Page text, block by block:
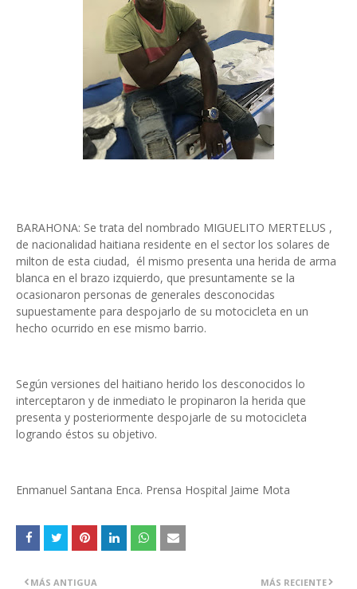
BARAHONA: Se trata del nombrado MIGUELITO MERTELUS ,
de nacionalidad haitiana residente en el sector los solares de
milton de esta ciudad, él mismo presenta una herida de arma
blanca en el brazo izquierdo, que presuntamente se la
ocasionaron personas de generales desconocidas
supuestamente para despojarlo de su motocicleta en un
hecho ocurrido en ese mismo barrio.
Según versiones del haitiano herido los desconocidos lo
interceptaron y de inmediato le propinaron la herida que
presenta y posteriormente despojarle de su motocicleta
logrando éstos su objetivo.
Enmanuel Santana Enca. Prensa Hospital Jaime Mota
MÁS RECIENTE
MÁS ANTIGUA